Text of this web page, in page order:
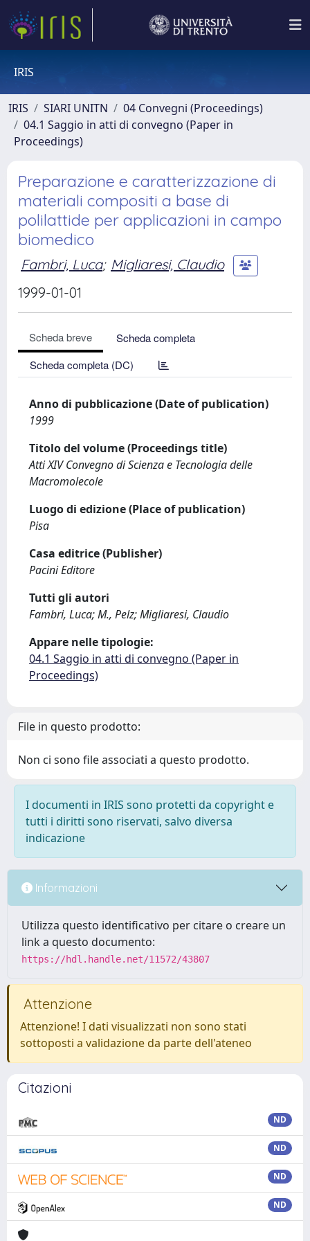
IRIS
IRIS SIARI UNITN
04 Convegni (Proceedings)
04.1 Saggio in atti di convegno (Paper in
Proceedings)
Preparazione e caratterizzazione di
materiali compositi a base di
polilattide per applicazioni in campo
biomedico
Fambri, Luca; Migliaresi, Claudio
1999-01-01
Scheda breve
Scheda completa
Scheda completa (DC)
Anno di pubblicazione (Date of publication)
1999
Titolo del volume (Proceedings title)
Atti XIV Convegno di Scienza e Tecnologia delle
Macromolecole
Luogo di edizione (Place of publication)
Pisa
Casa editrice (Publisher)
Pacini Editore
Tutti gli autori
Fambri, Luca; M., Pelz; Migliaresi, Claudio
Appare nelle tipologie:
04.1 Saggio in atti di convegno (Paper in
Proceedings)
File in questo prodotto:
Non ci sono file associati a questo prodotto.
I documenti in IRIS sono protetti da copyright e
tutti i diritti sono riservati, salvo diversa
indicazione
Informazioni
Utilizza questo identificativo per citare o creare un
link a questo documento:
https://hdl.handle.net/11572/43807
Attenzione
Attenzione! I dati visualizzati non sono stati
sottoposti a validazione da parte dell'ateneo
Citazioni
ND
ND
ND
ND